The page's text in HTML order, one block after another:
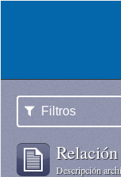
Filtros
Descripción